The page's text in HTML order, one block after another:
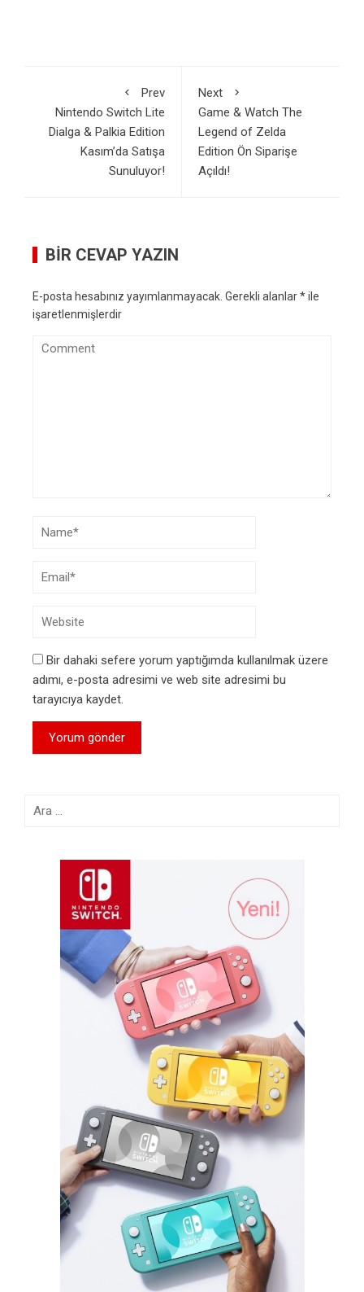
Prev
Nintendo Switch Lite
Dialga & Palkia Edition
Kasım’da Satışa
Sunuluyor!
Next
Game & Watch The
Legend of Zelda
Edition Ön Siparişe
Açıldı!
BIR CEVAP YAZIN
E-posta hesabınız yayımlanmayacak. Gerekli alanlar*ile
işaretlenmişlerdir
Bir dahaki sefere yorum yaptığımda kullanılmak üzere
adımı, e-posta adresimi ve web site adresimi bu
tarayıcıya kaydet.
Arama: